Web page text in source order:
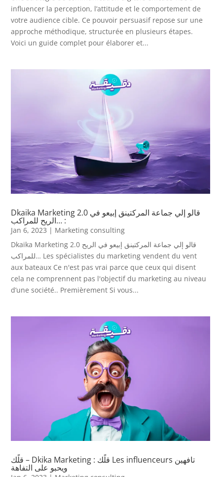
influencer la perception, l’attitude et le comportement de
votre audience cible. Ce pouvoir persuasif repose sur une
approche méthodique, structurée en plusieurs étapes.
Voici un guide complet pour élaborer et...
Dkaika Marketing 2.0 قالو إلي جماعة المركتينق إبيعو في
الريح للمراكب… :
Jan 6, 2023 | Marketing consulting
Dkaika Marketing 2.0 قالو إلي جماعة المركتينق إبيعو في الريح
للمراكب… Les spécialistes du marketing vendent du vent
aux bateaux Ce n'est pas vrai parce que ceux qui disent
cela ne comprennent pas l'objectif du marketing au niveau
d’une société.. Premièrement Si vous...
قلًك – Dkika Marketing : قلًك Les influenceurs تافهين
ويحبو على التفاهة